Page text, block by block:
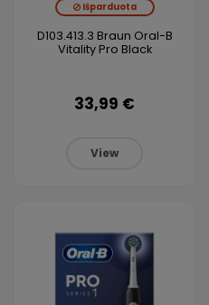
Išparduota
D103.413.3 Braun Oral-B
Vitality Pro Black
33,99 €
View